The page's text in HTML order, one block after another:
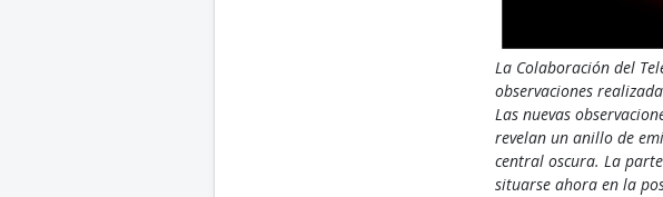
La Colaboración del
observaciones
Las nuevas
revelan un anillo de
central oscura. La
situarse ahora en la